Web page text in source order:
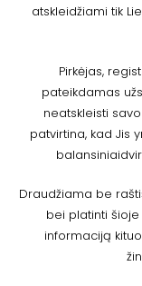
atskleidžiami tik
Pirkėjas,
pateikdamas
neatskleisti
patvirtina, kad Jis
Draudžiama be
bei platinti
informaciją